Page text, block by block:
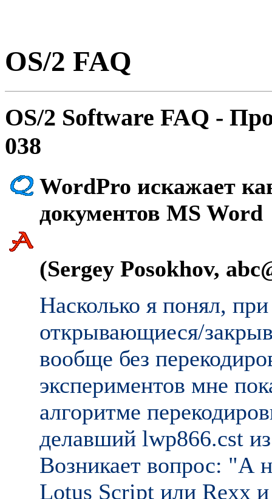
OS/2 FAQ
OS/2 Software FAQ -
038
WordPro искажает
документов MS Word
(Sergey Posokhov,
Hасколько я понял,
открывающиеся/
вообще без
экспериментов мне
алгоритме
делавший lwp866.cst
Возникает вопрос: "А
Lotus Script или Rexx и